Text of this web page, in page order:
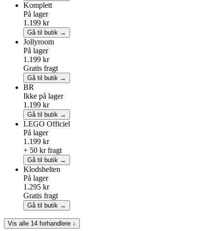
Komplett
På lager
1.199 kr
Gå til butik →
Jollyroom
På lager
1.199 kr
Gratis fragt
Gå til butik →
BR
Ikke på lager
1.199 kr
Gå til butik →
LEGO Officiel
På lager
1.199 kr
+ 50 kr fragt
Gå til butik →
Klodshelten
På lager
1.295 kr
Gratis fragt
Gå til butik →
Vis alle 14 forhandlere ↓